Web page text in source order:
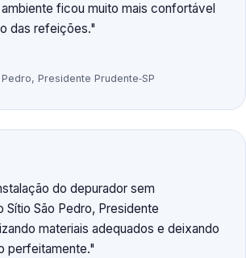
ficou muito mais confortável
das refeições.
Presidente Prudente‑SP
do depurador sem
São Pedro, Presidente
materiais adequados e deixando
perfeitamente.